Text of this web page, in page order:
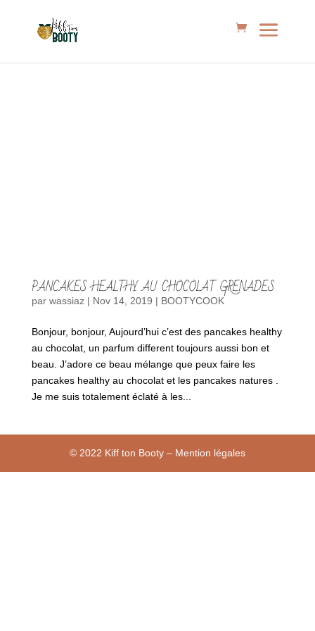
PANCAKES HEALTHY AU CHOCOLAT GRENADES
par wassiaz| Nov 14, 2019 | BOOTYCOOK
Bonjour, bonjour, Aujourd’hui c’est des pancakes healthy
au chocolat, un parfum different toujours aussi bon et
beau. J’adore ce beau mélange que peux faire les
pancakes healthy au chocolat et les pancakes natures .
Je me suis totalement éclaté à les...
© 2022 Kiff ton Booty – Mention légales